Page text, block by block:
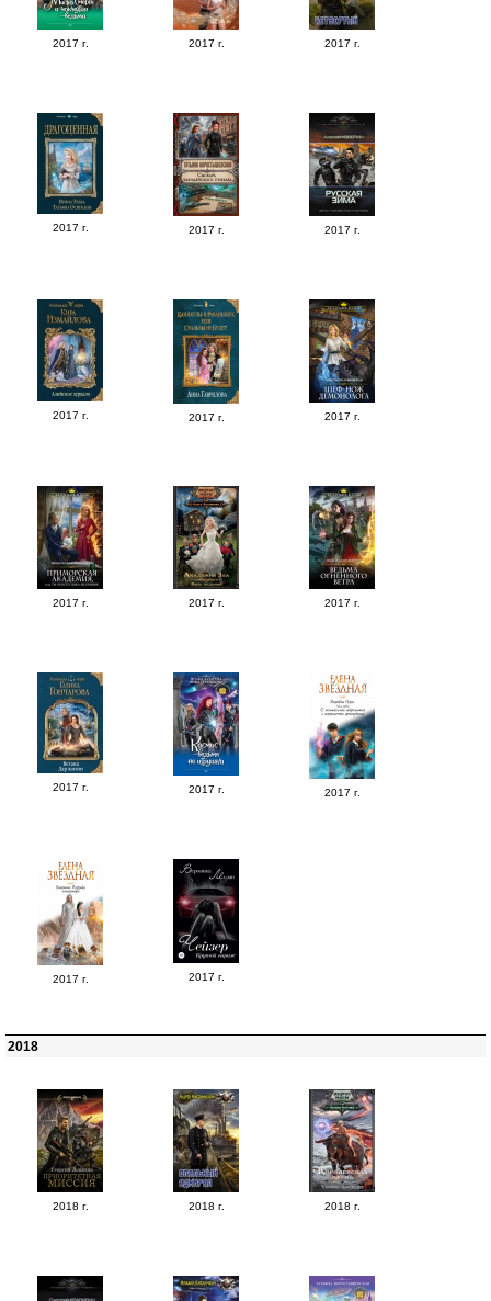
2017 г. 2017 г. 2017 г.
2017 г. 2017 г. 2017 г.
2017 г. 2017 г. 2017 г.
2017 г. 2017 г. 2017 г.
2017 г. 2017 г. 2017 г.
2017 г. 2017 г.
2018
2018 г. 2018 г. 2018 г.